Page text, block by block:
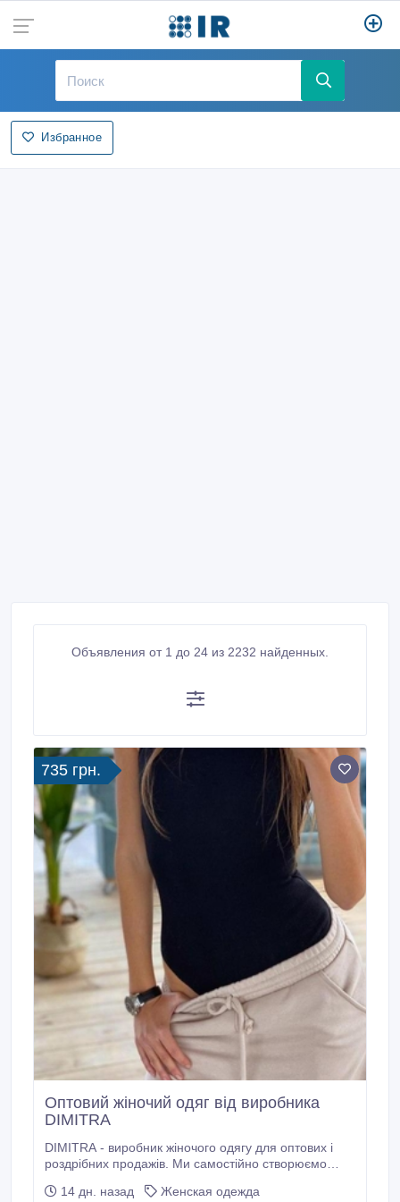
Избранное
Объявления от 1 до 24 из 2232 найденных.
735 грн.
Оптовий жіночий одяг від виробника
DIMITRA
DIMITRA - виробник жіночого одягу для оптових і
роздрібних продажів. Ми самостійно створюємо
перевіряємо якість готових виробів. Це дозволяє
14 дн. назад
Женская одежда